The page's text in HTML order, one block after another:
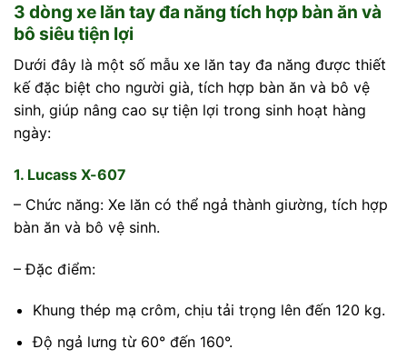
3 dòng xe lăn tay đa năng tích hợp bàn ăn và
bô siêu tiện lợi
Dưới đây là một số mẫu xe lăn tay đa năng được thiết
kế đặc biệt cho người già, tích hợp bàn ăn và bô vệ
sinh, giúp nâng cao sự tiện lợi trong sinh hoạt hàng
ngày:
1. Lucass X-607
– Chức năng: Xe lăn có thể ngả thành giường, tích hợp
bàn ăn và bô vệ sinh.
– Đặc điểm:
Khung thép mạ crôm, chịu tải trọng lên đến 120 kg.
Độ ngả lưng từ 60° đến 160°.